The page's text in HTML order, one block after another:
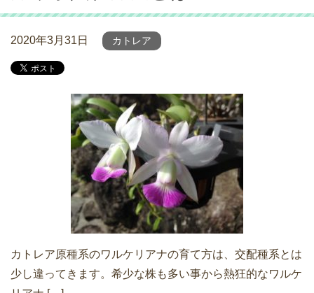
2020年3月31日 カトレア
カトレア原種系のワルケリアナの育て方は、交配種系とは
少し違ってきます。希少な株も多い事から熱狂的なワルケ